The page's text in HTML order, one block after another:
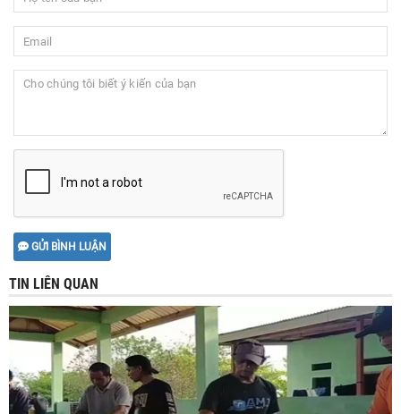
GỬI BÌNH LUẬN
TIN LIÊN QUAN